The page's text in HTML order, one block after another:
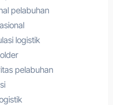
pelabuhan
logistik
pelabuhan